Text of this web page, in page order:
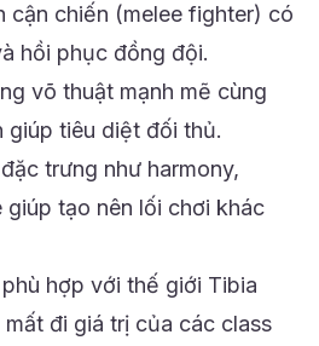
cận chiến (melee fighter) có
hồi phục đồng đội.
võ thuật mạnh mẽ cùng
giúp tiêu diệt đối thủ.
trưng như harmony,
giúp tạo nên lối chơi khác
hợp với thế giới Tibia
đi giá trị của các class